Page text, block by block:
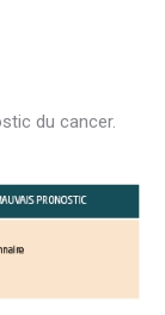
du cancer.